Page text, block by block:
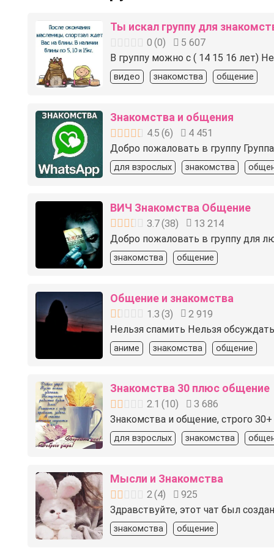
Ты искал группу для
0 (0)
5 607
В группу можно с ( 14 15 16 лет)
видео знакомства общение
Знакомства и общения
4.5 (6)
4 451
Добро пожаловать в группу
для взрослых знакомства
ВИЧ Знакомства Общение
3.7(38)
13 214
Добро пожаловать в группу для
знакомства общение
Общение и знакомства
1.3 (3)
2 919
Нельзя спамить Нельзя
аниме знакомства общение
Знакомства 30 плюс общение
2.1 (10)
3 686
Знакомства и общение, строго
для взрослых знакомства
Мысли и Знакомства
2(4)
925
Здравствуйте, этот чат был
знакомства общение